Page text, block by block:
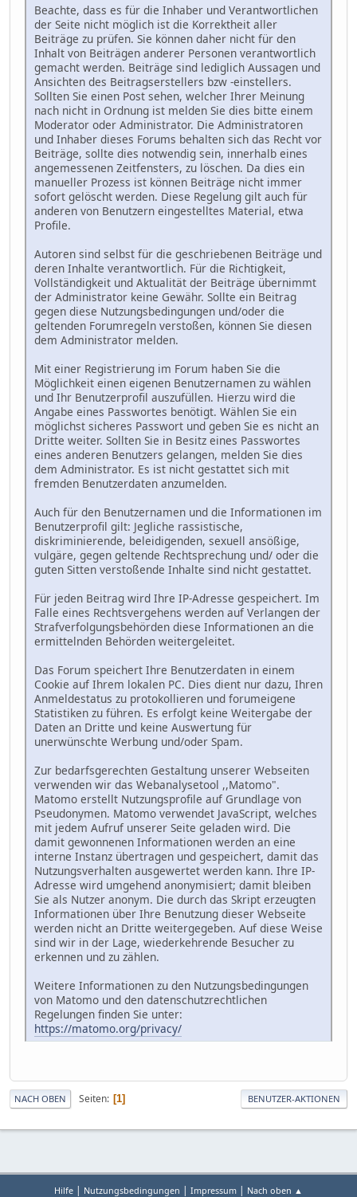
Beachte, dass es für die Inhaber und Verantwortlichen
der Seite nicht möglich ist die Korrektheit aller
Beiträge zu prüfen. Sie können daher nicht für den
Inhalt von Beiträgen anderer Personen verantwortlich
gemacht werden. Beiträge sind lediglich Aussagen und
Ansichten des Beitragserstellers bzw -einstellers.
Sollten Sie einen Post sehen, welcher Ihrer Meinung
nach nicht in Ordnung ist melden Sie dies bitte einem
Moderator oder Administrator. Die Administratoren
und Inhaber dieses Forums behalten sich das Recht vor
Beiträge, sollte dies notwendig sein, innerhalb eines
angemessenen Zeitfensters, zu löschen. Da dies ein
manueller Prozess ist können Beiträge nicht immer
sofort gelöscht werden. Diese Regelung gilt auch für
anderen von Benutzern eingestelltes Material, etwa
Profile.
Autoren sind selbst für die geschriebenen Beiträge und
deren Inhalte verantwortlich. Für die Richtigkeit,
Vollständigkeit und Aktualität der Beiträge übernimmt
der Administrator keine Gewähr. Sollte ein Beitrag
gegen diese Nutzungsbedingungen und/oder die
geltenden Forumregeln verstoßen, können Sie diesen
dem Administrator melden.
Mit einer Registrierung im Forum haben Sie die
Möglichkeit einen eigenen Benutzernamen zu wählen
und Ihr Benutzerprofil auszufüllen. Hierzu wird die
Angabe eines Passwortes benötigt. Wählen Sie ein
möglichst sicheres Passwort und geben Sie es nicht an
Dritte weiter. Sollten Sie in Besitz eines Passwortes
eines anderen Benutzers gelangen, melden Sie dies
dem Administrator. Es ist nicht gestattet sich mit
fremden Benutzerdaten anzumelden.
Auch für den Benutzernamen und die Informationen im
Benutzerprofil gilt: Jegliche rassistische,
diskriminierende, beleidigenden, sexuell ansößige,
vulgäre, gegen geltende Rechtsprechung und/ oder die
guten Sitten verstoßende Inhalte sind nicht gestattet.
Für jeden Beitrag wird Ihre IP-Adresse gespeichert. Im
Falle eines Rechtsvergehens werden auf Verlangen der
Strafverfolgungsbehörden diese Informationen an die
ermittelnden Behörden weitergeleitet.
Das Forum speichert Ihre Benutzerdaten in einem
Cookie auf Ihrem lokalen PC. Dies dient nur dazu, Ihren
Anmeldestatus zu protokollieren und forumeigene
Statistiken zu führen. Es erfolgt keine Weitergabe der
Daten an Dritte und keine Auswertung für
unerwünschte Werbung und/oder Spam.
Zur bedarfsgerechten Gestaltung unserer Webseiten
verwenden wir das Webanalysetool ,,Matomo".
Matomo erstellt Nutzungsprofile auf Grundlage von
Pseudonymen. Matomo verwendet JavaScript, welches
mit jedem Aufruf unserer Seite geladen wird. Die
damit gewonnenen Informationen werden an eine
interne Instanz übertragen und gespeichert, damit das
Nutzungsverhalten ausgewertet werden kann. Ihre IP-
Adresse wird umgehend anonymisiert; damit bleiben
Sie als Nutzer anonym. Die durch das Skript erzeugten
Informationen über Ihre Benutzung dieser Webseite
werden nicht an Dritte weitergegeben. Auf diese Weise
sind wir in der Lage, wiederkehrende Besucher zu
erkennen und zu zählen.
Weitere Informationen zu den Nutzungsbedingungen
von Matomo und den datenschutzrechtlichen
Regelungen finden Sie unter:
https://matomo.org/privacy/
NACH OBEN Seiten 1 BENUTZER-AKTIONEN
Hilfe | Nutzungsbedingungen | Impressum | Nach oben ▲